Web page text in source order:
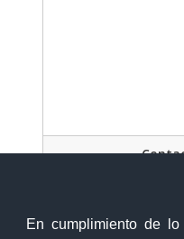
En cumplimiento de